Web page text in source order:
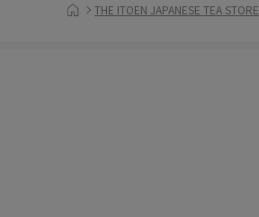
THE ITOEN JAPANESE TEA STORE